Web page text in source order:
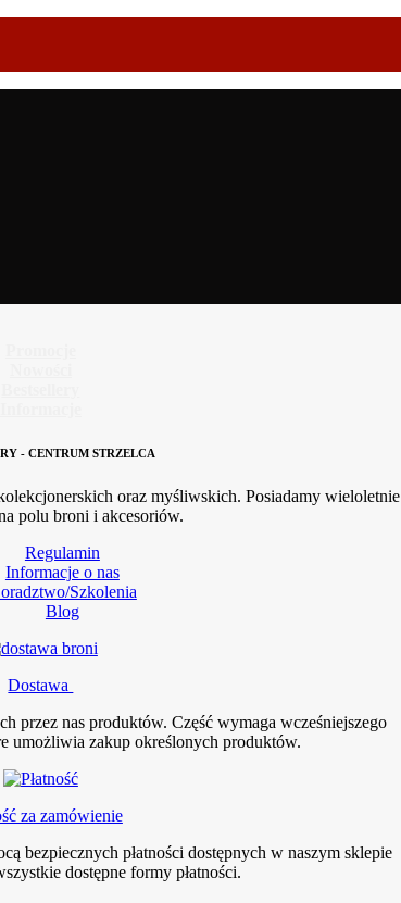
- CENTRUM STRZELCA
oraz myśliwskich. Posiadamy wieloletnie
polu broni i akcesoriów.
Regulamin
Informacje o nas
Szkolenia
Blog
Dostawa
przez nas produktów. Część wymaga wcześniejszego
umożliwia zakup określonych produktów.
za zamówienie
bezpiecznych płatności dostępnych w naszym sklepie
dostępne formy płatności.